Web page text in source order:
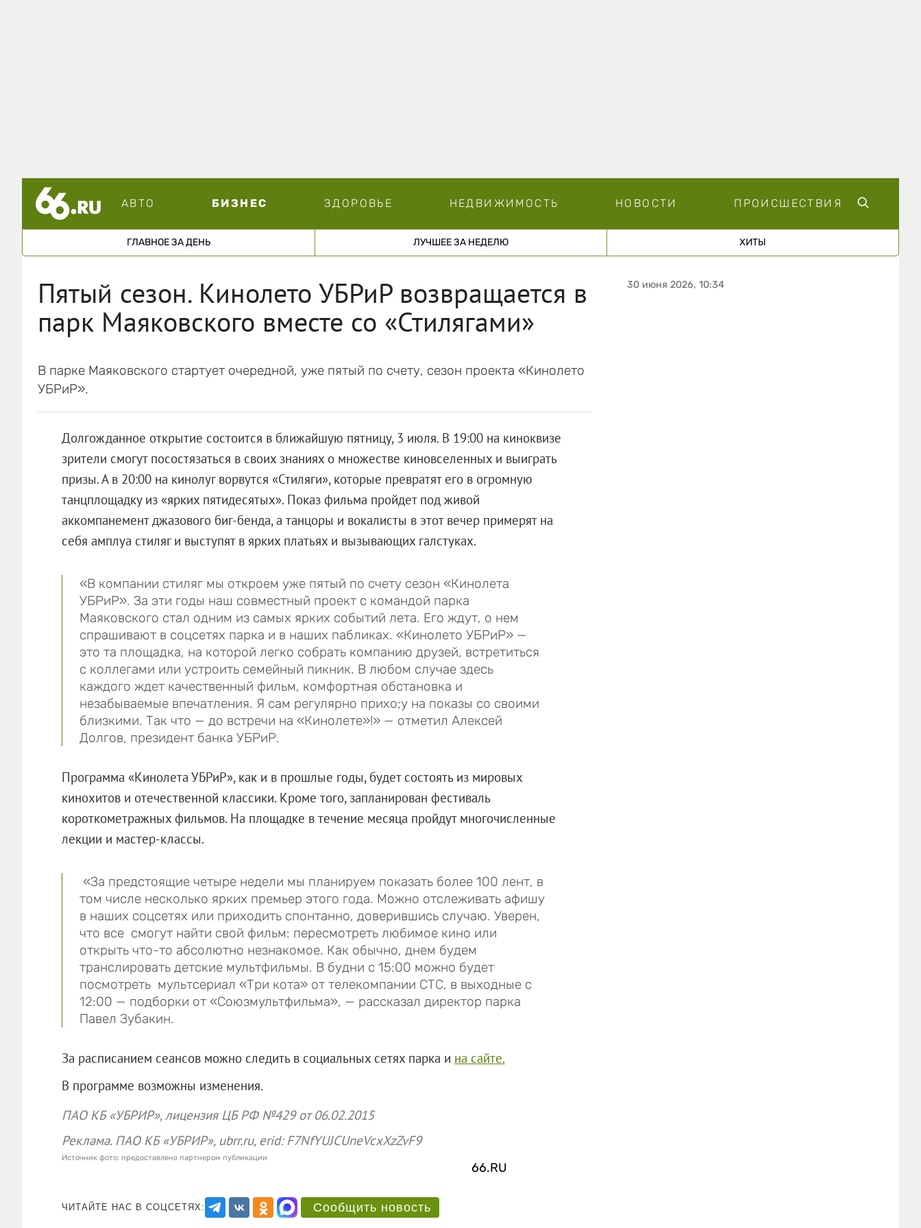
АВТО БИЗНЕС ЗДОРОВЬЕ НЕДВИЖИМОСТЬ НОВОСТИ ПРОИСШЕСТВИЯ
ГЛАВНОЕ ЗА ДЕНЬ ЛУЧШЕЕ ЗА НЕДЕЛЮ ХИТЫ
Пятый сезон. Кинолето УБРиР возвращается в
парк Маяковского вместе со «Стилягами»
В парке Маяковского стартует очередной, уже пятый по счету, сезон проекта «Кинолето
УБРиР».
Долгожданное открытие состоится в ближайшую пятницу, 3 июля. В 19:00 на киноквизе
зрители смогут посостязаться в своих знаниях о множестве киновселенных и выиграть
призы. А в 20:00 на кинолуг ворвутся «Стиляги», которые превратят его в огромную
танцплощадку из «ярких пятидесятых». Показ фильма пройдет под живой
аккомпанемент джазового биг-бенда, а танцоры и вокалисты в этот вечер примерят на
себя амплуа стиляг и выступят в ярких платьях и вызывающих галстуках.
«В компании стиляг мы откроем уже пятый по счету сезон «Кинолета
УБРиР». За эти годы наш совместный проект с командой парка
Маяковского стал одним из самых ярких событий лета. Его ждут, о нем
спрашивают в соцсетях парка и в наших пабликах. «Кинолето УБРиР» —
это та площадка, на которой легко собрать компанию друзей, встретиться
с коллегами или устроить семейный пикник. В любом случае здесь
каждого ждет качественный фильм, комфортная обстановка и
незабываемые впечатления. Я сам регулярно прихо;у на показы со своими
близкими. Так что — до встречи на «Кинолете»!» — отметил Алексей
Долгов, президент банка УБРиР.
Программа «Кинолета УБРиР», как и в прошлые годы, будет состоять из мировых
кинохитов и отечественной классики. Кроме того, запланирован фестиваль
короткометражных фильмов. На площадке в течение месяца пройдут многочисленные
лекции и мастер-классы.
«За предстоящие четыре недели мы планируем показать более 100 лент, в
том числе несколько ярких премьер этого года. Можно отслеживать афишу
в наших соцсетях или приходить спонтанно, доверившись случаю. Уверен,
что все смогут найти свой фильм: пересмотреть любимое кино или
открыть что-то абсолютно незнакомое. Как обычно, днем будем
транслировать детские мультфильмы. В будни с 15:00 можно будет
посмотреть мультсериал «Три кота» от телекомпании СТС, в выходные с
12:00 — подборки от «Союзмультфильма», — рассказал директор парка
Павел Зубакин.
За расписанием сеансов можно следить в социальных сетях парка и на сайте.
В программе возможны изменения.
ПАО КБ «УБРИР», лицензия ЦБ РФ №429 от 06.02.2015
Реклама. ПАО КБ «УБРИР», ubrr.ru, erid: F7NfYUJCUneVcxXzZvF9
66.RU
Источник фото: предоставлено партнером публикации
ЧИТАЙТЕ НАС В СОЦСЕТЯХ: Сообщить новость
30 июня 2026, 10:34